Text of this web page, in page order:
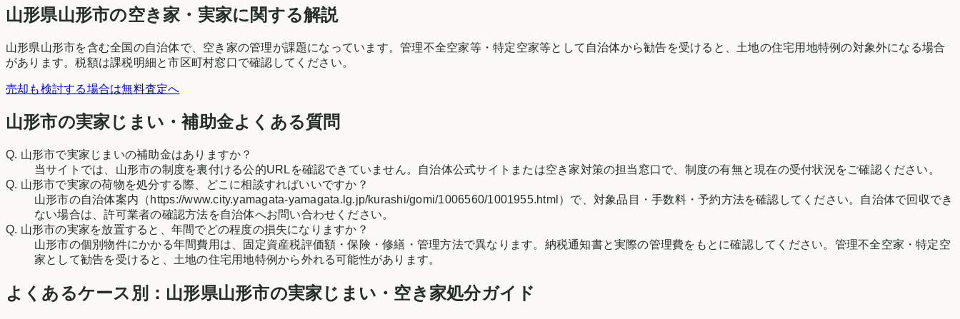
山形県山形市の空き家・実家に関する解説
山形県山形市を含む全国の自治体で、空き家の管理が課題になっています。管理不全空家等・特定空家等として自治体から勧告を受けると、土地の住宅用地特例の対象外になる場合
があります。税額は課税明細と市区町村窓口で確認してください。
売却も検討する場合は無料査定へ
山形市の実家じまい・補助金よくある質問
Q. 山形市で実家じまいの補助金はありますか？
当サイトでは、山形市の制度を裏付ける公的URLを確認できていません。自治体公式サイトまたは空き家対策の担当窓口で、制度の有無と現在の受付状況をご確認ください。
Q. 山形市で実家の荷物を処分する際、どこに相談すればいいですか？
山形市の自治体案内（https://www.city.yamagata-yamagata.lg.jp/kurashi/gomi/1006560/1001955.html）で、対象品目・手数料・予約方法を確認してください。自治体で回収でき
ない場合は、許可業者の確認方法を自治体へお問い合わせください。
Q. 山形市の実家を放置すると、年間でどの程度の損失になりますか？
山形市の個別物件にかかる年間費用は、固定資産税評価額・保険・修繕・管理方法で異なります。納税通知書と実際の管理費をもとに確認してください。管理不全空家・特定空
家として勧告を受けると、土地の住宅用地特例から外れる可能性があります。
よくあるケース別： 山形県山形市の実家じまい・空き家処分ガイド